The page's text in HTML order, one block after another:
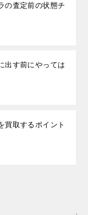
の査定前の状態チ
出す前にやっては
買取するポイント